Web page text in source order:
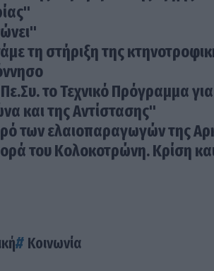
τη στήριξη της
το Τεχνικό Πρόγραμμα
και της Αντίστασης"
των ελαιοπαραγωγών της
του Κολοκοτρώνη. Κρίση και
Κοινωνία